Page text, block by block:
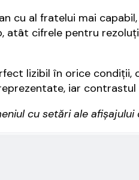
cu al fratelui mai
atât cifrele pentru
lizibil în orice condiții,
iar
cu setări ale afișajului